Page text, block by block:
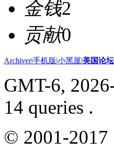
金钱2
贡献0
Archiver|手机版|小黑屋|美国论
GMT-6,
14 queries .
© 2001-2017